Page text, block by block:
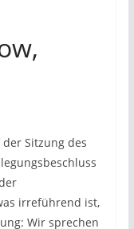
Sitzung des
irreführend ist,
Wir sprechen